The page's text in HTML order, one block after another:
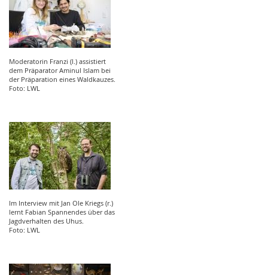
Moderatorin Franzi (l.) assistiert
dem Präparator Aminul Islam bei
der Präparation eines Waldkauzes.
Foto: LWL
Im Interview mit Jan Ole Kriegs (r.)
lernt Fabian Spannendes über das
Jagdverhalten des Uhus.
Foto: LWL